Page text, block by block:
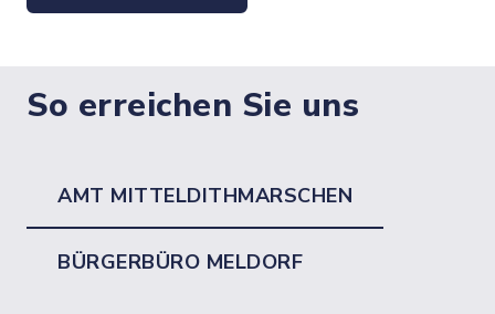
So erreichen Sie uns
AMT MITTELDITHMARSCHEN
BÜRGERBÜRO MELDORF